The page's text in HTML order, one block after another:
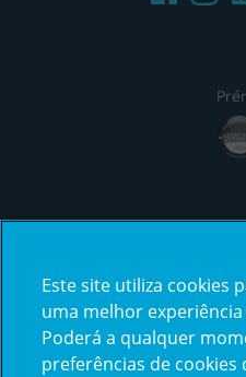
Este site utiliza cookies
uma melhor experiência
Poderá a qualquer
preferências de cookies